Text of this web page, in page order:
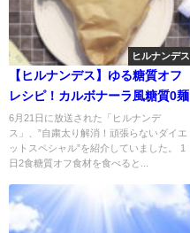
ヒルナンデス
【ヒルナンデス】ゆる糖質オフ
レシピ！カルボナーラ風糖質0麺
6月21日に放送された「ヒルナンデ
ス」、”自粛太り解消！頑張らないダイエ
ットスペシャル”を紹介していました。 1
日2食糖質オフ食材を食べると...